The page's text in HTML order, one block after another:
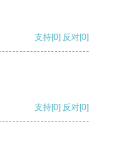
支持[0] 反对[0]
支持[0] 反对[0]